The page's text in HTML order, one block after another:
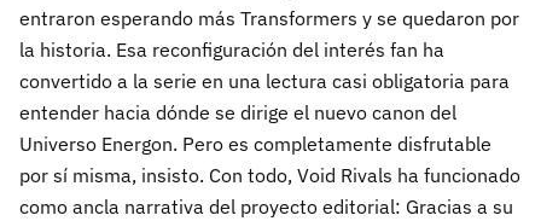
entraron esperando más Transformers y se quedaron por
la historia. Esa reconfiguración del interés fan ha
convertido a la serie en una lectura casi obligatoria para
entender hacia dónde se dirige el nuevo canon del
Universo Energon. Pero es completamente disfrutable
por sí misma, insisto. Con todo, Void Rivals ha funcionado
como ancla narrativa del proyecto editorial: Gracias a su